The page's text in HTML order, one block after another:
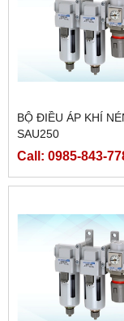
BỘ ĐIỀU ÁP KHÍ
SAU250
Call: 0985-843-